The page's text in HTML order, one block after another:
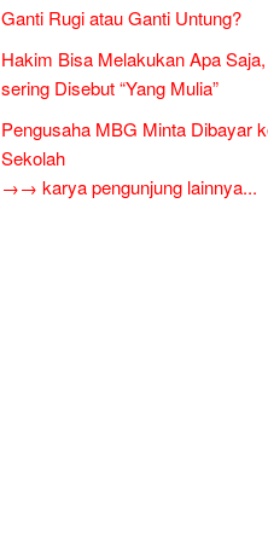
Ganti Rugi atau Ganti Untung?
Hakim Bisa Melakukan Apa
sering Disebut “Yang Mulia”
Pengusaha MBG Minta Dibayar
Sekolah
→→ karya pengunjung lainnya...